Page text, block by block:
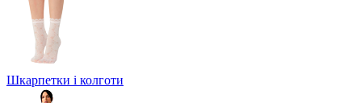
Шкарпетки і колготи